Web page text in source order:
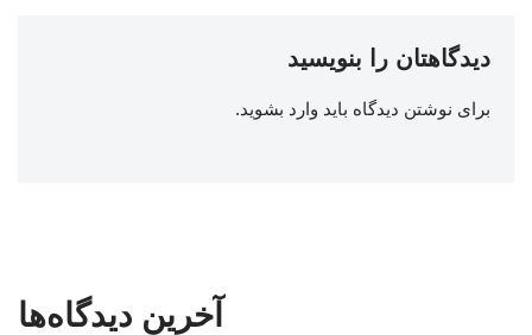
دیدگاهتان را بنویسید
برای نوشتن دیدگاه باید وارد بشوید.
آخرین دیدگاه‌ها